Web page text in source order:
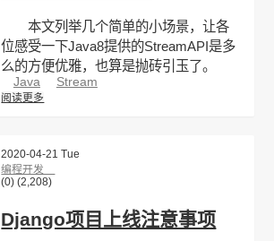
本文列举几个简单的小场景，让各
位感受一下Java8提供的StreamAPI是多
么的方便优雅，也算是抛砖引玉了。
Java Stream
阅读更多
2020-04-21 Tue
编程开发
(0) (2,208)
Django项目上线注意事项